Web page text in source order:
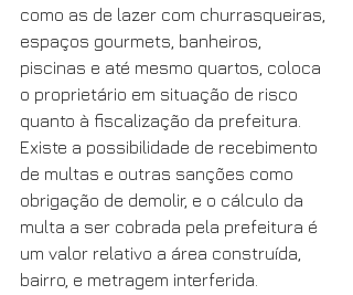
como as de lazer com churrasqueiras,
espaços gourmets, banheiros,
piscinas e até mesmo quartos, coloca
o proprietário em situação de risco
quanto à fiscalização da prefeitura.
Existe a possibilidade de recebimento
de multas e outras sanções como
obrigação de demolir, e o cálculo da
multa a ser cobrada pela prefeitura é
um valor relativo a área construída,
bairro, e metragem interferida.